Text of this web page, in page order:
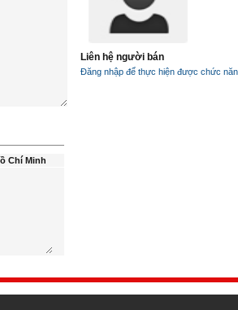
Chí Minh
Liên hệ người bán
Đăng nhập để thực hiện được chức